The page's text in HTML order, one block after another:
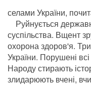
селами України,
Руйнується
суспільства. Вщент
охорона здоров'я.
України. Порушені
Народу стирають
злидарюють вчені,